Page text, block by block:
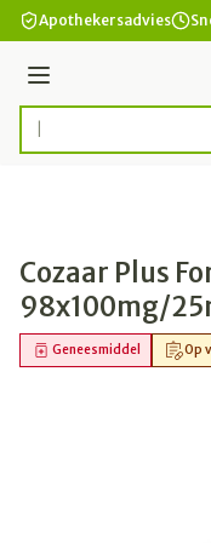
Ga naar de inhoud
Apothekersadvies
Menu
Product, merk,
Cozaar Plus
98x100mg/
Op
Geneesmiddel